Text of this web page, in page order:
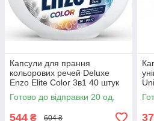
Капсули для прання
кольорових речей Deluxe
Enzo Elite Color 3в1 40 штук
Готово до відправки 20 од.
544 ₴ 604 ₴